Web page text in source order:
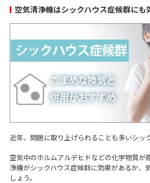
空気清浄機はシックハウス症候群にも
近年、問題に取り上げられることも多いシッ
空気中のホルムアルデヒドなどの化学物質が
浄機がシックハウス症候群に効果があるか、
しょう。